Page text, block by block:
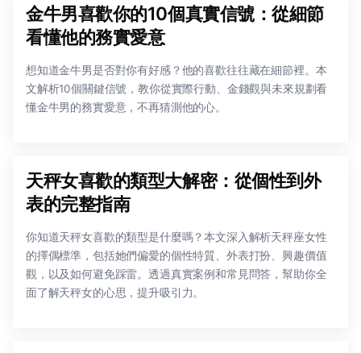
金牛男喜歡你的10個真實信號：從細節
看懂他的務實愛意
想知道金牛男是否對你有好感？他的喜歡往往藏在細節裡。本
文解析10個關鍵信號，教你從實際行動、金錢觀與未來規劃看
懂金牛男的務實愛意，不再猜測他的心。
天秤女喜歡的類型大解密：從個性到外
表的完整指南
你知道天秤女喜歡的類型是什麼嗎？本文深入解析天秤座女性
的擇偶標準，包括她們偏愛的個性特質、外表打扮、興趣價值
觀，以及如何避免踩雷。透過真實案例和常見問答，幫助你全
面了解天秤女的心思，提升吸引力。